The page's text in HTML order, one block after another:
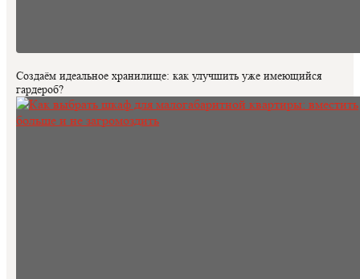
Создаём идеальное хранилище: как улучшить уже имеющийся
гардероб?